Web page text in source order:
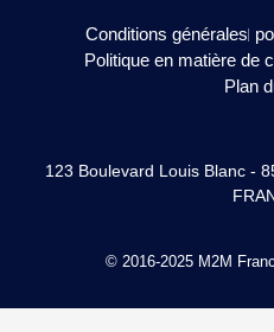
Conditions générales
Politique en matière de
Plan
123 Boulevard Louis Blanc -
© 2016-2025 M2M